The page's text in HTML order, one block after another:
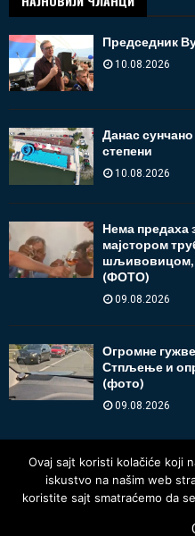
Председник
10.08.2026
Данас
степени
10.08.2026
Нема предаха
мајстором
шљивовицом,
(ФОТО)
09.08.2026
Огромне
Стпљење и
(фото)
09.08.2026
Ovaj sajt koristi kolačiće koji
iskustvo na našim web
koristite sajt smatraćemo da